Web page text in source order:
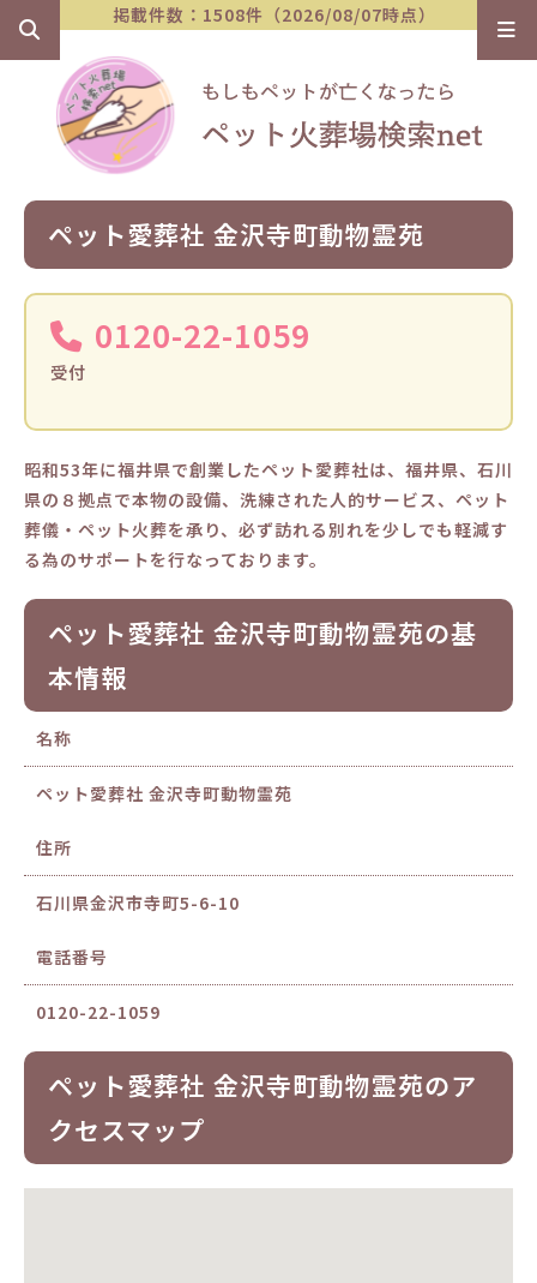
掲載件数：1508件（2026/08/07時点）
ペット愛葬社 金沢寺町動物霊苑
0120-22-1059
受付
昭和53年に福井県で創業したペット愛葬社は、福井県、石川
県の８拠点で本物の設備、洗練された人的サービス、ペット
葬儀・ペット火葬を承り、必ず訪れる別れを少しでも軽減す
る為のサポートを行なっております。
ペット愛葬社 金沢寺町動物霊苑の基
本情報
名称
ペット愛葬社 金沢寺町動物霊苑
住所
石川県金沢市寺町5-6-10
電話番号
0120-22-1059
ペット愛葬社 金沢寺町動物霊苑のア
クセスマップ